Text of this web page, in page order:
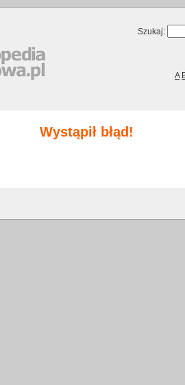
Szukaj:
A
Wystąpił błąd!